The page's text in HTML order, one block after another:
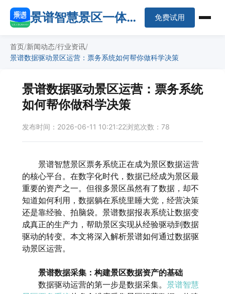
景谱智慧景区一体化
免费试用
首页 新闻动态 行业资讯
景谱数据驱动景区运营：票务系统如何帮你做科学决策
景谱数据驱动景区运营：票务系统
如何帮你做科学决策
发布时间：2026-06-11 10:21:22浏览次数：78
景谱智慧景区票务系统正在成为景区数据运营
的核心平台。在数字化时代，数据已经成为景区最
重要的资产之一。但很多景区虽然有了数据，却不
知道如何利用，数据躺在系统里睡大觉，经营决策
还是靠经验、拍脑袋。景谱数据报表系统让数据变
成真正的生产力，帮助景区实现从经验驱动到数据
驱动的转变。本文将深入解析景谱如何通过数据驱
动景区运营。
景谱数据采集：构建景区数据资产的基础
数据驱动运营的第一步是数据采集。 景谱智慧